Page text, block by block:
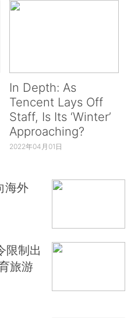
In Depth: As
Tencent Lays Off
Staff, Is Its ‘Winter’
Approaching?
2022年04月01日
海外
限制出
旅游